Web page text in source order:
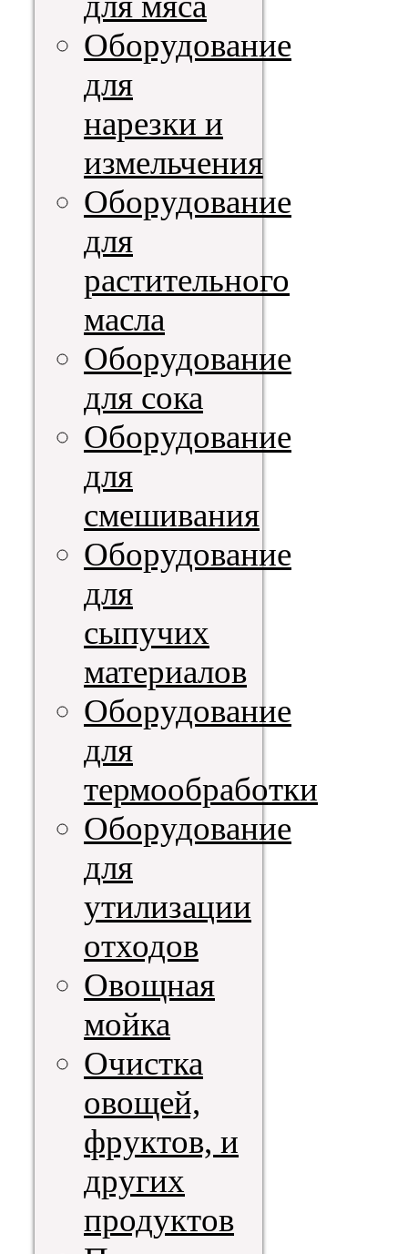
Оборудование
для
нарезки и
измельчения
Оборудование
для
растительного
масла
Оборудование
для сока
Оборудование
для
смешивания
Оборудование
для
сыпучих
материалов
Оборудование
для
термообработки
Оборудование
для
утилизации
отходов
Овощная
мойка
Очистка
овощей,
фруктов, и
других
продуктов